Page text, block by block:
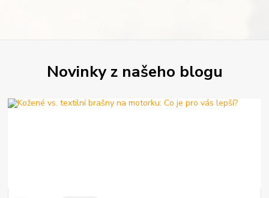
Novinky z našeho blogu